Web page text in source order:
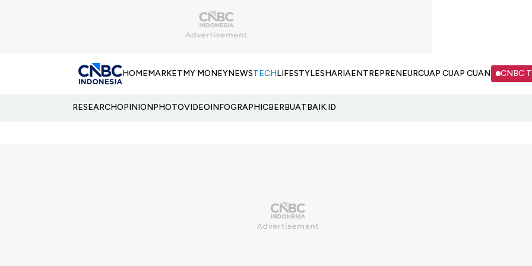
HOMEMARKETMY MONEYNEWSTECHLIFESTYLESHARIAENTREPRENEURCUAP CUAP CUAN CNBC
RESEARCHOPINIONPHOTOVIDEOINFOGRAPHICBERBUATBAIK.ID